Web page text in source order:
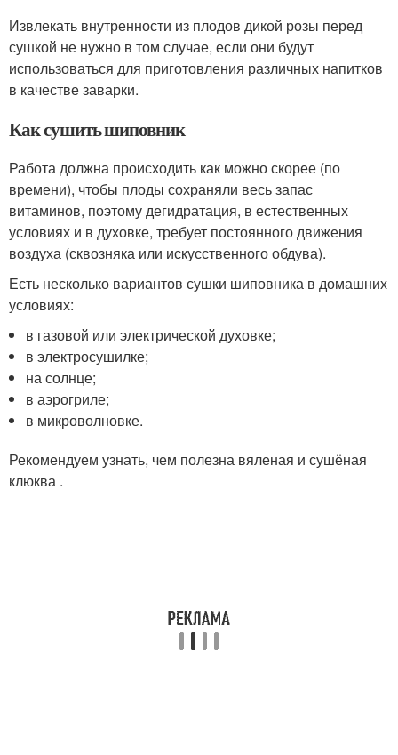
Извлекать внутренности из плодов дикой розы перед
сушкой не нужно в том случае, если они будут
использоваться для приготовления различных напитков
в качестве заварки.
Как сушить шиповник
Работа должна происходить как можно скорее (по
времени), чтобы плоды сохраняли весь запас
витаминов, поэтому дегидратация, в естественных
условиях и в духовке, требует постоянного движения
воздуха (сквозняка или искусственного обдува).
Есть несколько вариантов сушки шиповника в домашних
условиях:
в газовой или электрической духовке;
в электросушилке;
на солнце;
в аэрогриле;
в микроволновке.
Рекомендуем узнать, чем полезна вяленая и сушёная
клюква .